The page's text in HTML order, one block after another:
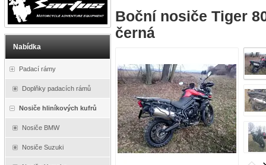
Nabídka
Padací rámy
Doplňky padacích rámů
Nosiče hliníkových kufrů
Nosiče BMW
Nosiče Suzuki
Boční nosiče Tiger
černá